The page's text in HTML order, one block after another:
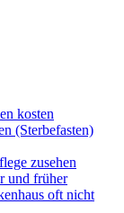
kosten
(Sterbefasten)
zusehen
und früher
oft nicht